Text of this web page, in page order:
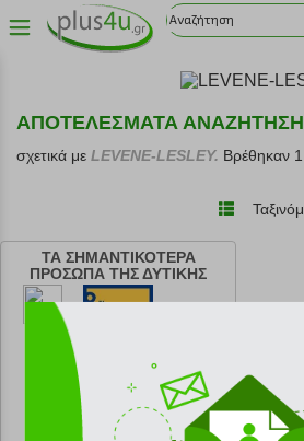
ΑΠΟΤΕΛΕΣΜΑΤΑ
σχετικά με LEVENE-LESLEY. Βρέθηκαν 1
ΤΑ ΣΗΜΑΝΤΙΚΟΤΕΡΑ
ΠΡΟΣΩΠΑ ΤΗΣ ΔΥΤΙΚΗΣ
ΦΙΛΟΣΟΦΙΑΣ ΚΑΙ ΟΙ ΙΔΕΕΣ
ΤΟΥΣ
κωδ. 108179224
12.87 €